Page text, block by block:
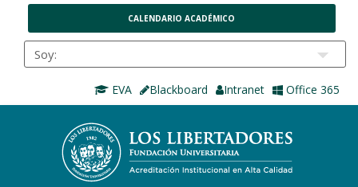
CALENDARIO ACADÉMICO
EVA Blackboard Intranet Office 365